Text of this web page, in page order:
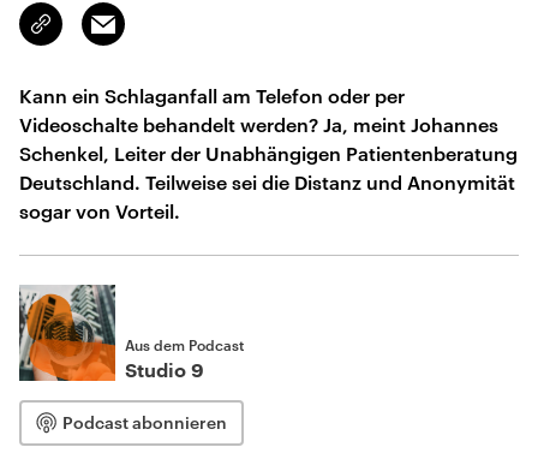
Link
kopieren/teilen
Email
Kann ein Schlaganfall am Telefon oder per
Videoschalte behandelt werden? Ja, meint Johannes
Schenkel, Leiter der Unabhängigen Patientenberatung
Deutschland. Teilweise sei die Distanz und Anonymität
sogar von Vorteil.
Aus dem Podcast
Studio 9
Podcast abonnieren